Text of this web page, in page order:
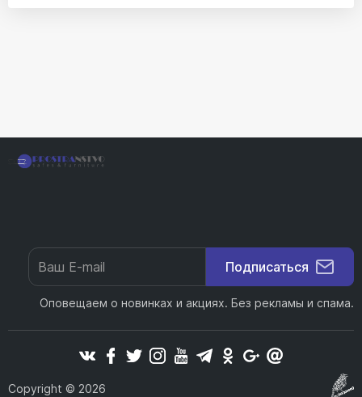
Подписаться
Оповещаем о новинках и акциях. Без рекламы и спама.
Copyright © 2026